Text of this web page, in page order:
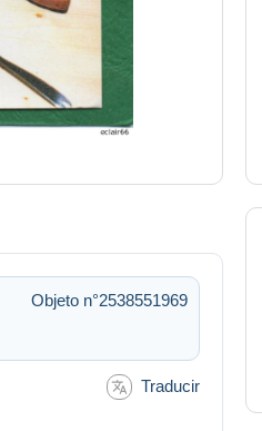
Objeto n°2538551969
Traducir